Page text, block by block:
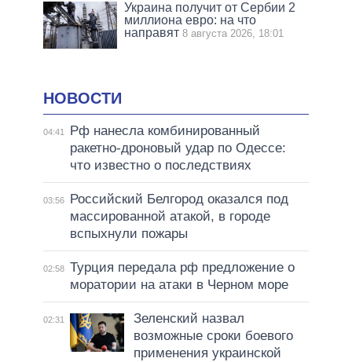
Украина получит от Сербии 2
миллиона евро: на что
направят 8 августа 2026, 18:01
НОВОСТИ
04:41
Рф нанесла комбинированный
ракетно-дроновый удар по Одессе:
что известно о последствиях
03:56
Российский Белгород оказался под
массированной атакой, в городе
вспыхнули пожары
02:58 Турция передала рф предложение о
моратории на атаки в Черном море
02:31
Зеленский назвал
возможные сроки боевого
применения украинской